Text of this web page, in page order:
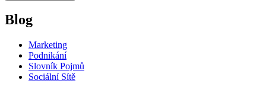
Blog
Marketing
Podnikání
Slovník Pojmů
Sociální Sítě